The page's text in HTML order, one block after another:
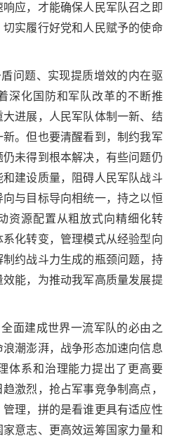
应，才能确保人民军队召之即
实履行好党和人民赋予的使命
问题、实现提质增效的内在驱
深化国防和军队改革的不断推
进展，人民军队体制一新、结
。但也要清醒看到，制约我军
未得到根本解决，有些问题仍
建设质量，阻碍人民军队战斗
与目标导向相统一，持之以恒
资源配置从粗放式向精细化转
化转变，管理模式从经验型向
约战斗力生成的瓶颈问题，持
能，为推动我军高质量发展提
面建成世界一流军队的必由之
潮澎湃，战争形态加速向信息
体系和治理能力提出了更高要
激烈，抢占军事竞争制高点，
理，拼的是看谁更具有适应性
意志、更高效运筹国家力量和